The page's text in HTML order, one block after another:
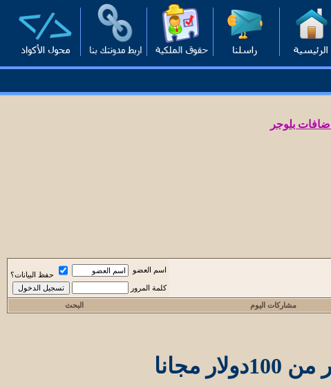
اضافات بلوجر
اسم العضو
حفظ البيانات؟
كلمة المرور
مشاركات اليوم البحث